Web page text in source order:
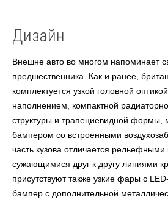
Дизайн
Внешне авто во многом напоминает
предшественника. Как и ранее,
комплектуется узкой головной
наполнением, компактной
структуры и трапециевидной
бампером со встроенными
часть кузова отличается
сужающимися друг к другу линиями
присутствуют также узкие фары с LED-
бампер с дополнительной